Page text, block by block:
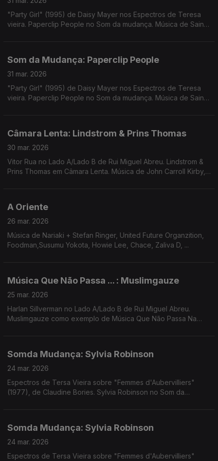
"Party Girl" (1995) de Daisy Mayer nos Espectros de Teresa
vieira. Paperclip People no Som da mudança. Música de Saint
Som da Mudança: Paperclip People
31 mar. 2026
"Party Girl" (1995) de Daisy Mayer nos Espectros de Teresa
vieira. Paperclip People no Som da mudança. Música de Saint
Câmara Lenta: Lindstrom & Prins Thomas
30 mar. 2026
Vitor Rua no Lado A/Lado B de Rui Miguel Abreu. Lindstrom &
Prins Thomas em Câmara Lenta. Música de John Carroll Kirby,
A Oriente
26 mar. 2026
Música de Nariaki + Stefan Ringer, United Future Organzition,
Foodman,Susumu Yokota, Howie Lee, Chace, Zaliva D, ...
Música Que Não Passa ... : Muslimgauze
25 mar. 2026
Harlan Sillverman no Lado A/Lado B de Rui Miguel Abreu.
Muslimgauze como exemplo de Música Que Não Passa Na
Somda Mudança: Sylvia Robinson
24 mar. 2026
Espectros de Tersa Vieira sobre "Femmes d'Aubervilliers"
(1977), de Claudine Bories. Sylvia Robinson no Som da
Somda Mudança: Sylvia Robinson
24 mar. 2026
Espectros de Tersa Vieira sobre "Femmes d'Aubervilliers"